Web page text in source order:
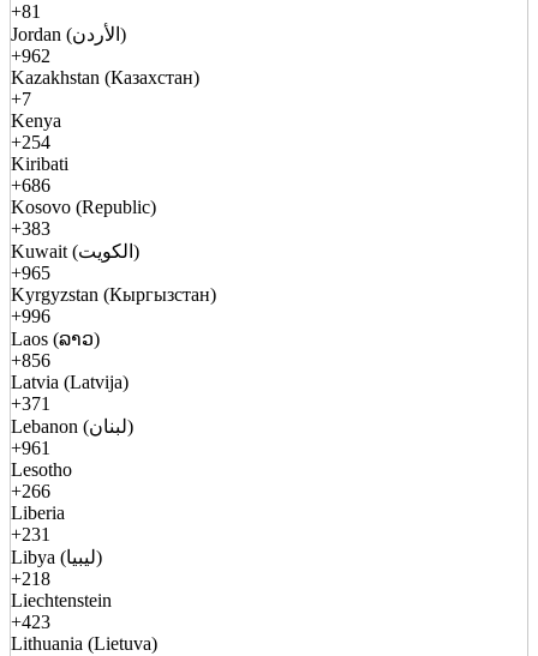
+81
Jordan (الأردن)
+962
Kazakhstan (Казахстан)
+7
Kenya
+254
Kiribati
+686
Kosovo (Republic)
+383
Kuwait (الكويت)
+965
Kyrgyzstan (Кыргызстан)
+996
Laos (ລາວ)
+856
Latvia (Latvija)
+371
Lebanon (لبنان)
+961
Lesotho
+266
Liberia
+231
Libya (ليبيا)
+218
Liechtenstein
+423
Lithuania (Lietuva)